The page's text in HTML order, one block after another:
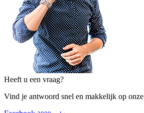
Heeft u een vraag?
Vind je antwoord snel en makkelijk op onze